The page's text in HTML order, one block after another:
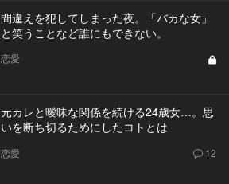
間違えを犯してしまった夜。「バカな女」
と笑うことなど誰にもできない。
恋愛
元カレと曖昧な関係を続ける24歳女…。思
いを断ち切るためにしたコトとは
恋愛 12